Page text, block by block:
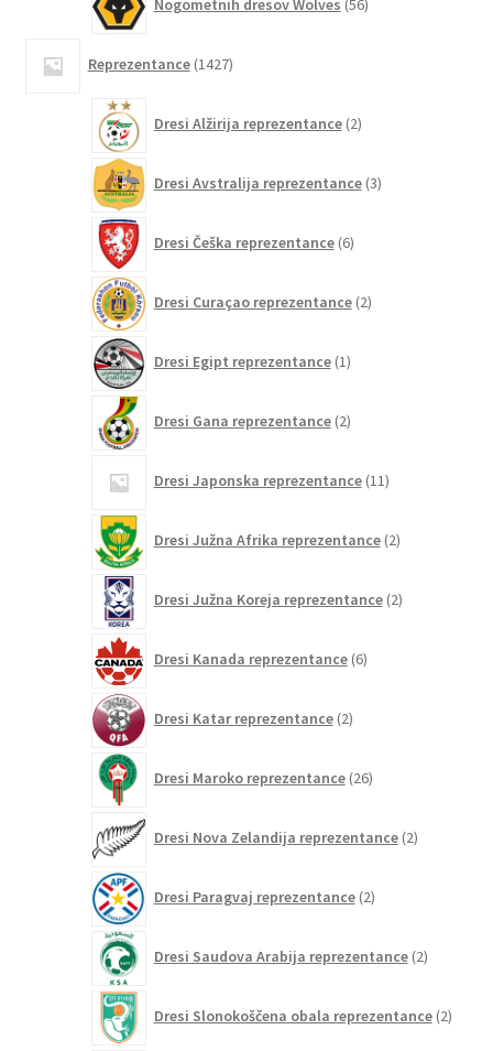
Nogometnih dresov Wolves 56izdelkov
Reprezentance 1427izdelkov
Dresi Alžirija reprezentance 2izdelka
Dresi Avstralija reprezentance 3izdelki
Dresi Češka reprezentance 6izdelkov
Dresi Curaçao reprezentance 2izdelka
Dresi Egipt reprezentance 1izdelek
Dresi Gana reprezentance 2izdelka
Dresi Japonska reprezentance 11izdelkov
Dresi Južna Afrika reprezentance 2izdelka
Dresi Južna Koreja reprezentance 2izdelka
Dresi Kanada reprezentance 6izdelkov
Dresi Katar reprezentance 2izdelka
Dresi Maroko reprezentance 26izdelkov
Dresi Nova Zelandija reprezentance 2izdelka
Dresi Paragvaj reprezentance 2izdelka
Dresi Saudova Arabija reprezentance 2izdelka
Dresi Slonokoščena obala reprezentance 2izdelka